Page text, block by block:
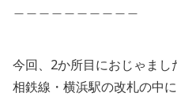
今回、2か所目におじゃまし
相鉄線・横浜駅の改札の中